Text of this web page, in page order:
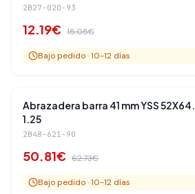
2B27-020-93
12.19€ 15.05€
Bajo pedido · 10-12 días
-19
Abrazadera barra 41 mm YSS
1.25
2B48-621-90
50.81€ 62.73€
Bajo pedido · 10-12 días